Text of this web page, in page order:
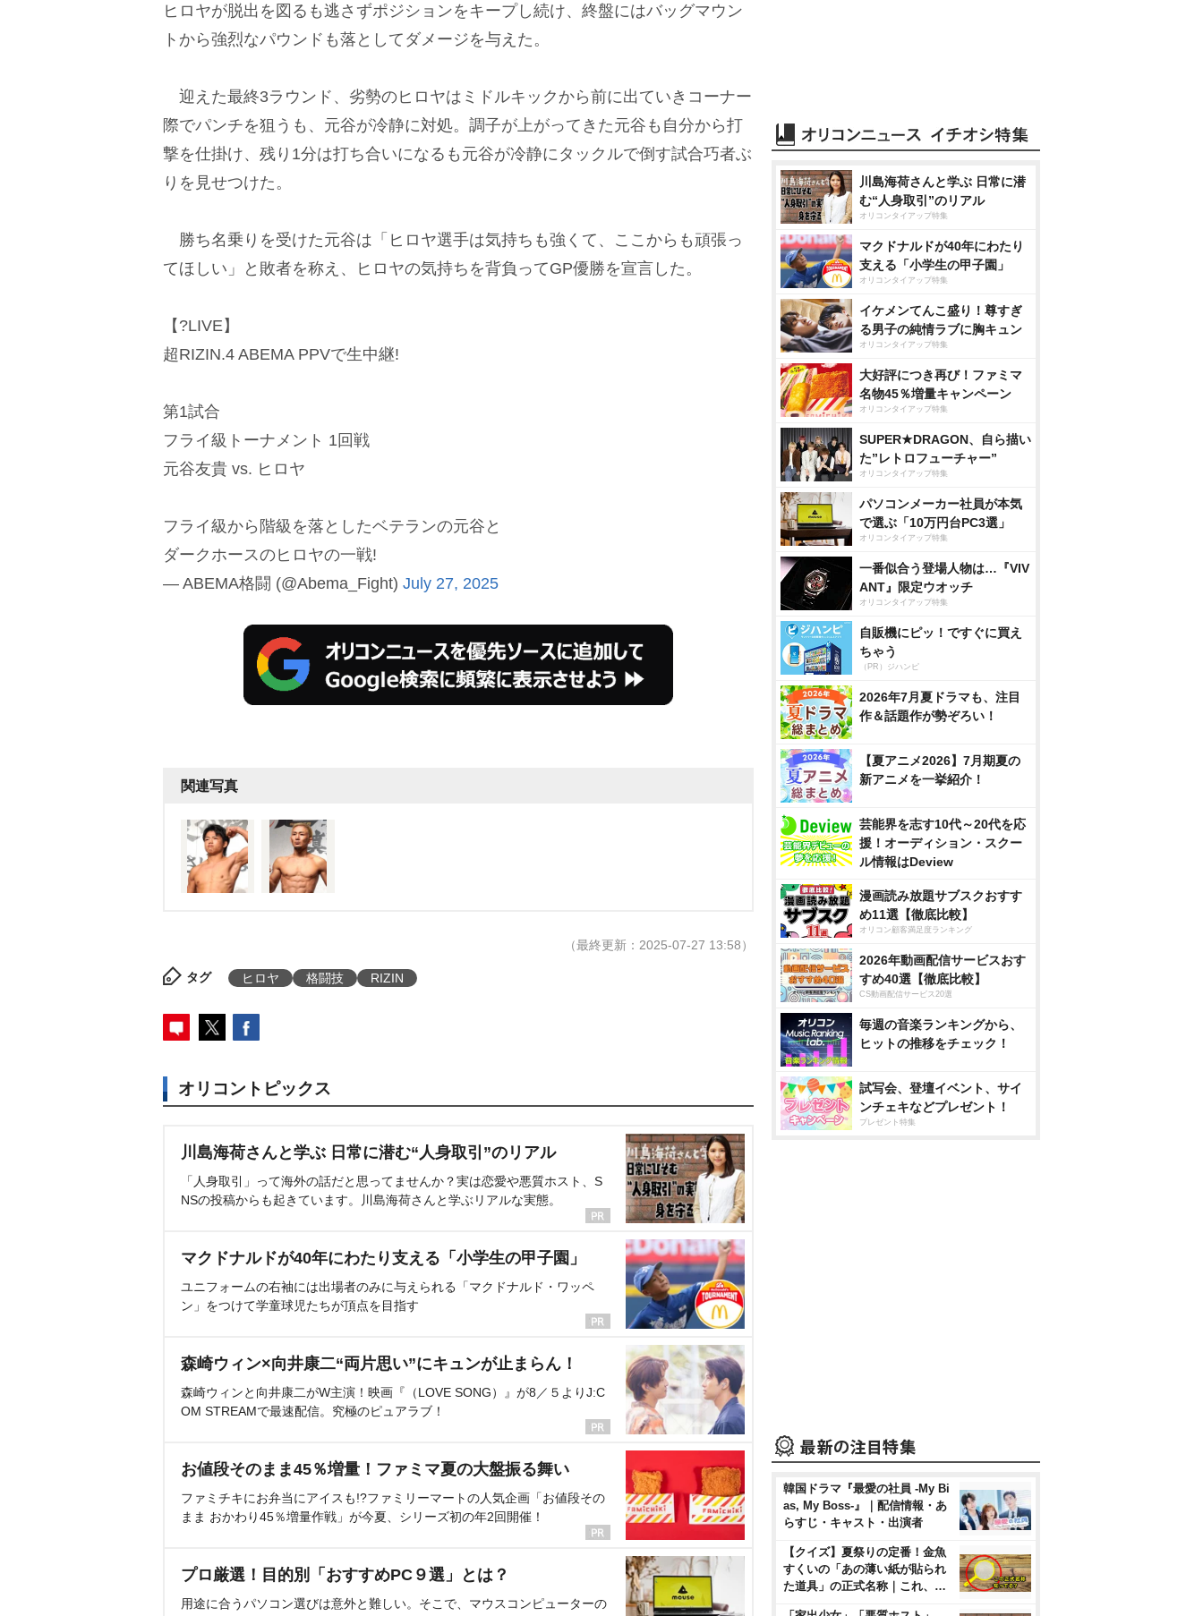
ヒロヤが脱出を図るも逃さずポジションをキープし続け、終盤にはバッグマウン
トから強烈なパウンドも落としてダメージを与えた。
迎えた最終3ラウンド、劣勢のヒロヤはミドルキックから前に出ていきコーナー
際でパンチを狙うも、元谷が冷静に対処。調子が上がってきた元谷も自分から打
撃を仕掛け、残り1分は打ち合いになるも元谷が冷静にタックルで倒す試合巧者ぶ
りを見せつけた。
勝ち名乗りを受けた元谷は「ヒロヤ選手は気持ちも強くて、ここからも頑張っ
てほしい」と敗者を称え、ヒロヤの気持ちを背負ってGP優勝を宣言した。
【?LIVE】
超RIZIN.4 ABEMA PPVで生中継!
第1試合
フライ級トーナメント 1回戦
元谷友貴 vs. ヒロヤ
フライ級から階級を落としたベテランの元谷と
ダークホースのヒロヤの一戦!
— ABEMA格闘 (@Abema_Fight) July 27, 2025
関連写真
（最終更新：2025-07-27 13:58）
タグ ヒロヤ 格闘技 RIZIN
オリコントピックス
川島海荷さんと学ぶ 日常に潜む“人身取引”のリアル
「人身取引」って海外の話だと思ってませんか？実は恋愛や悪質ホスト、S
NSの投稿からも起きています。川島海荷さんと学ぶリアルな実態。
マクドナルドが40年にわたり支える「小学生の甲子園」
ユニフォームの右袖には出場者のみに与えられる「マクドナルド・ワッペ
ン」をつけて学童球児たちが頂点を目指す
森崎ウィン×向井康二“両片思い”にキュンが止まらん！
森崎ウィンと向井康二がW主演！映画『（LOVE SONG）』が8／５よりJ:C
OM STREAMで最速配信。究極のピュアラブ！
お値段そのまま45％増量！ファミマ夏の大盤振る舞い
ファミチキにお弁当にアイスも!?ファミリーマートの人気企画「お値段その
まま おかわり45％増量作戦」が今夏、シリーズ初の年2回開催！
プロ厳選！目的別「おすすめPC９選」とは？
用途に合うパソコン選びは意外と難しい。そこで、マウスコンピューターの
川島海荷さんと学ぶ 日常に潜
む“人身取引”のリアル
オリコンタイアップ特集
マクドナルドが40年にわたり
支える「小学生の甲子園」
オリコンタイアップ特集
イケメンてんこ盛り！尊すぎ
る男子の純情ラブに胸キュン
オリコンタイアップ特集
大好評につき再び！ファミマ
名物45％増量キャンペーン
オリコンタイアップ特集
SUPER★DRAGON、自ら描い
た”レトロフューチャー”
オリコンタイアップ特集
パソコンメーカー社員が本気
で選ぶ「10万円台PC3選」
オリコンタイアップ特集
一番似合う登場人物は…『VIV
ANT』限定ウオッチ
オリコンタイアップ特集
自販機にピッ！ですぐに買え
ちゃう
（PR）ジハンピ
2026年7月夏ドラマも、注目
作＆話題作が勢ぞろい！
【夏アニメ2026】7月期夏の
新アニメを一挙紹介！
芸能界を志す10代～20代を応
援！オーディション・スクー
ル情報はDeview
漫画読み放題サブスクおすす
め11選【徹底比較】
オリコン顧客満足度ランキング
2026年動画配信サービスおす
すめ40選【徹底比較】
CS動画配信サービス20選
毎週の音楽ランキングから、
ヒットの推移をチェック！
試写会、登壇イベント、サイ
ンチェキなどプレゼント！
プレゼント特集
韓国ドラマ『最愛の社員 -My Bi
as, My Boss-』｜配信情報・あ
らすじ・キャスト・出演者
【クイズ】夏祭りの定番！金魚
すくいの「あの薄い紙が貼られ
た道具」の正式名称｜これ、…